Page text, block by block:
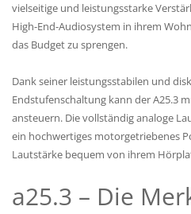
vielseitige und leistungsstarke
High-End-Audiosystem in ihrem
das Budget zu sprengen.
Dank seiner leistungsstabilen und
Endstufenschaltung kann der A25.3
ansteuern. Die vollständig analoge
ein hochwertiges motorgetriebenes
Lautstärke bequem von ihrem
a25.3 – Die